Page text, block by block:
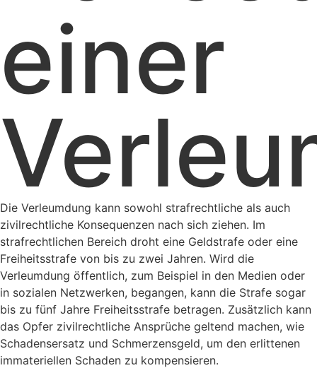
einer
Die Verleumdung kann sowohl strafrechtliche als auch
zivilrechtliche Konsequenzen nach sich ziehen. Im
strafrechtlichen Bereich droht eine Geldstrafe oder eine
Freiheitsstrafe von bis zu zwei Jahren. Wird die
Verleumdung öffentlich, zum Beispiel in den Medien oder
in sozialen Netzwerken, begangen, kann die Strafe sogar
bis zu fünf Jahre Freiheitsstrafe betragen. Zusätzlich kann
das Opfer zivilrechtliche Ansprüche geltend machen, wie
Schadensersatz und Schmerzensgeld, um den erlittenen
immateriellen Schaden zu kompensieren.